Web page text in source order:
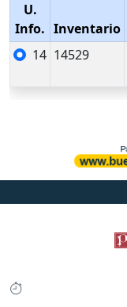
U.
Info. Inventario
14 14529